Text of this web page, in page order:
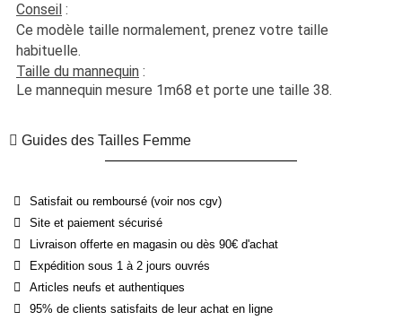
Conseil :
Ce modèle taille normalement, prenez votre taille
habituelle.
Taille du mannequin :
Le mannequin mesure 1m68 et porte une taille 38.
Guides des Tailles Femme
Satisfait ou remboursé (voir nos cgv)
Site et paiement sécurisé
Livraison offerte en magasin ou dès 90€ d'achat
Expédition sous 1 à 2 jours ouvrés
Articles neufs et authentiques
95% de clients satisfaits de leur achat en ligne